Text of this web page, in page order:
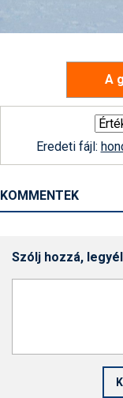
A
Eredeti fájl:
KOMMENTEK
Szólj hozzá,